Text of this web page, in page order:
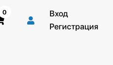
0
Вход
Регистрация